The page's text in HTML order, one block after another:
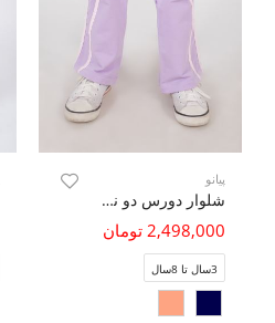
پیانو
شلوار دورس دو نخ برش دار (ست با کد 10635)
2,498,000 تومان
3سال تا 8سال